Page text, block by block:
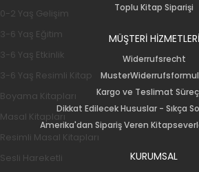
0-2 Yaş Gelişim
3-6 Yaş Eğitim
3-6 Yaş Etkinlik
3-6 Yaş Resimli Kitap
Boyama Kitapları
Masal Kitapları
Resimli Masal Kitapları
Sesli Hareketli
Toplu Kitap Siparişi
MÜŞTERİ HİZMETLERİ
Widerrufsrecht
Kargo ve Teslimat
Dikkat Edilecek Hususlar - Sıkça
Amerika'dan Sipariş Veren
KURUMSAL